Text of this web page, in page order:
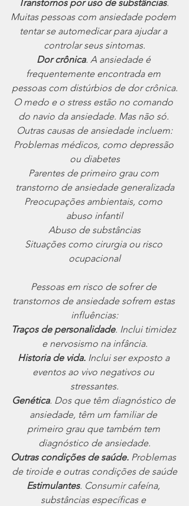
Transtornos por uso de substâncias.
Muitas pessoas com ansiedade podem
tentar se automedicar para ajudar a
controlar seus sintomas.
Dor crônica. A ansiedade é
frequentemente encontrada em
pessoas com distúrbios de dor crônica.
O medo e o stress estão no comando
do navio da ansiedade. Mas não só.
Outras causas de ansiedade incluem:
Problemas médicos, como depressão
ou diabetes
Parentes de primeiro grau com
transtorno de ansiedade generalizada
Preocupações ambientais, como
abuso infantil
Abuso de substâncias
Situações como cirurgia ou risco
ocupacional
Pessoas em risco de sofrer de
transtornos de ansiedade sofrem estas
influências:
Traços de personalidade. Inclui timidez
e nervosismo na infância.
Historia de vida. Inclui ser exposto a
eventos ao vivo negativos ou
stressantes.
Genética. Dos que têm diagnóstico de
ansiedade, têm um familiar de
primeiro grau que também tem
diagnóstico de ansiedade.
Outras condições de saúde. Problemas
de tiroide e outras condições de saúde
Estimulantes. Consumir cafeína,
substâncias específicas e